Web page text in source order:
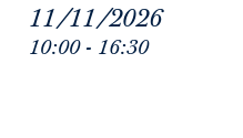
11/11/2026
10:00 - 16:30